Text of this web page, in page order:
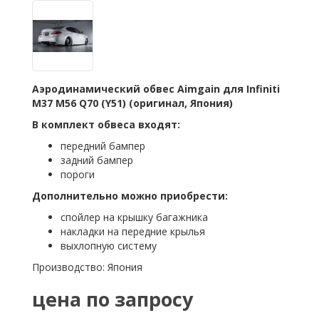
Аэродинамический обвес Aimgain для Infiniti
M37 M56 Q70 (Y51) (оригинал, Япония)
В комплект обвеса входят:
передний бампер
задний бампер
пороги
Дополнительно можно приобрести:
спойлер на крышку багажника
накладки на передние крылья
выхлопную систему
Производство: Япония
цена по запросу